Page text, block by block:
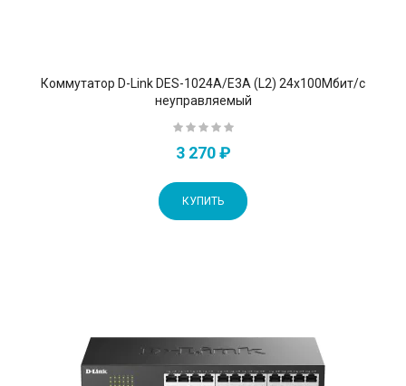
Коммутатор D-Link DES-1024A/E3A (L2) 24x100Мбит/с
неуправляемый
3 270 ₽
КУПИТЬ